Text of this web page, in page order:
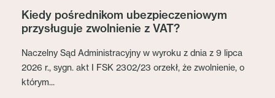
Kiedy pośrednikom ubezpieczeniowym
przysługuje zwolnienie z VAT?
Naczelny Sąd Administracyjny w wyroku z dnia z 9 lipca
2026 r., sygn. akt I FSK 2302/23 orzekł, że zwolnienie, o
którym...